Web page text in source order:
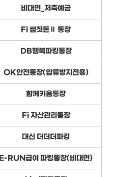
비대면_저축예금
Fi 쌈짓돈Ⅱ 통장
DB행복파킹통장
OK안전통장(압류방지전용)
함께키움통장
Fi 자산관리통장
대신 더더더파킹
E-RUN급여 파킹통장(비대면)